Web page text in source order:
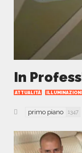
In
ATTUALITÀ
primo piano 1347